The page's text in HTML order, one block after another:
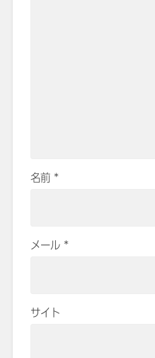
名前 *
メール *
サイト